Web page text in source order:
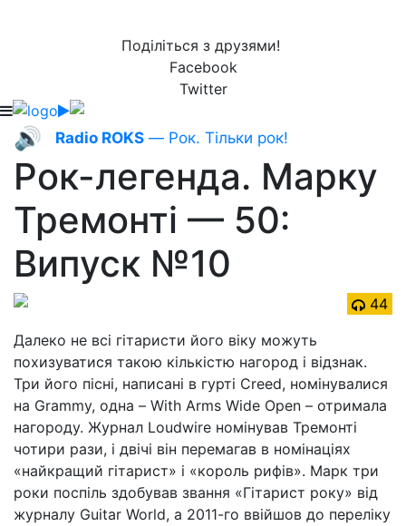
Поділіться з друзями!
Facebook
Twitter
🔊 Radio ROKS — Рок. Тільки рок!
Рок-легенда. Марку
Тремонті — 50:
Випуск №10
44
Далеко не всі гітаристи його віку можуть
похизуватися такою кількістю нагород і відзнак.
Три його пісні, написані в гурті Creed, номінувалися
на Grammy, одна – With Arms Wide Open – отримала
нагороду. Журнал Loudwire номінував Тремонті
чотири рази, і двічі він перемагав в номінаціях
«найкращий гітарист» і «король рифів». Марк три
роки поспіль здобував звання «Гітарист року» від
журналу Guitar World, а 2011-го ввійшов до переліку